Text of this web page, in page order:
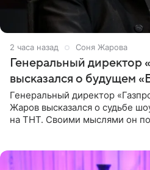
2 часа назад Соня Жарова
Генеральный директор
высказался о будущем
Генеральный директор
Жаров высказался о судьбе
на ТНТ. Своими мыслями он